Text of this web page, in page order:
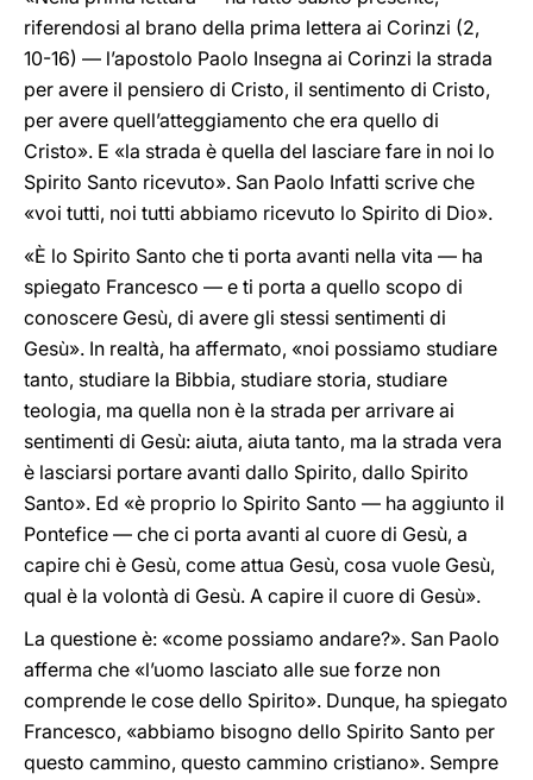
riferendosi al brano della prima lettera ai Corinzi (2,
10-16) — l’apostolo Paolo Insegna ai Corinzi la strada
per avere il pensiero di Cristo, il sentimento di Cristo,
per avere quell’atteggiamento che era quello di
Cristo». E «la strada è quella del lasciare fare in noi lo
Spirito Santo ricevuto». San Paolo Infatti scrive che
«voi tutti, noi tutti abbiamo ricevuto lo Spirito di Dio».
«È lo Spirito Santo che ti porta avanti nella vita — ha
spiegato Francesco — e ti porta a quello scopo di
conoscere Gesù, di avere gli stessi sentimenti di
Gesù». In realtà, ha affermato, «noi possiamo studiare
tanto, studiare la Bibbia, studiare storia, studiare
teologia, ma quella non è la strada per arrivare ai
sentimenti di Gesù: aiuta, aiuta tanto, ma la strada vera
è lasciarsi portare avanti dallo Spirito, dallo Spirito
Santo». Ed «è proprio lo Spirito Santo — ha aggiunto il
Pontefice — che ci porta avanti al cuore di Gesù, a
capire chi è Gesù, come attua Gesù, cosa vuole Gesù,
qual è la volontà di Gesù. A capire il cuore di Gesù».
La questione è: «come possiamo andare?». San Paolo
afferma che «l’uomo lasciato alle sue forze non
comprende le cose dello Spirito». Dunque, ha spiegato
Francesco, «abbiamo bisogno dello Spirito Santo per
questo cammino, questo cammino cristiano». Sempre